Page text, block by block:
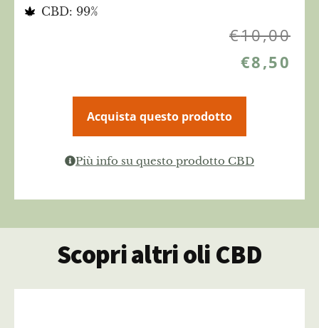
CBD: 99%
€10,00
€8,50
Acquista questo prodotto
Più info su questo prodotto CBD
Scopri altri oli CBD